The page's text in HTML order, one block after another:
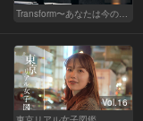
Vol.16